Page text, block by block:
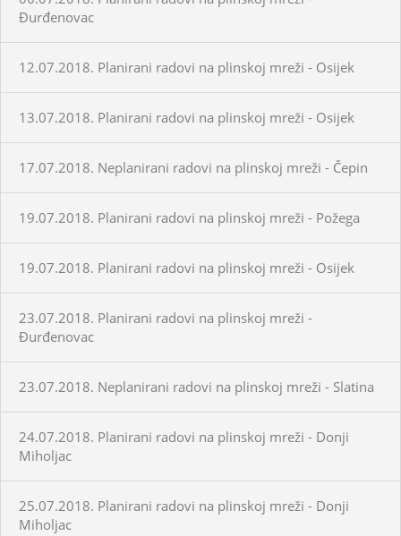
Đurđenovac
12.07.2018. Planirani radovi na plinskoj mreži - Osijek
13.07.2018. Planirani radovi na plinskoj mreži - Osijek
17.07.2018. Neplanirani radovi na plinskoj mreži - Čepin
19.07.2018. Planirani radovi na plinskoj mreži - Požega
19.07.2018. Planirani radovi na plinskoj mreži - Osijek
23.07.2018. Planirani radovi na plinskoj mreži -
Đurđenovac
23.07.2018. Neplanirani radovi na plinskoj mreži - Slatina
24.07.2018. Planirani radovi na plinskoj mreži - Donji
Miholjac
25.07.2018. Planirani radovi na plinskoj mreži - Donji
Miholjac